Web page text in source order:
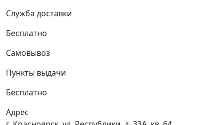
Служба доставки
Бесплатно
Самовывоз
Пункты выдачи
Бесплатно
Адрес